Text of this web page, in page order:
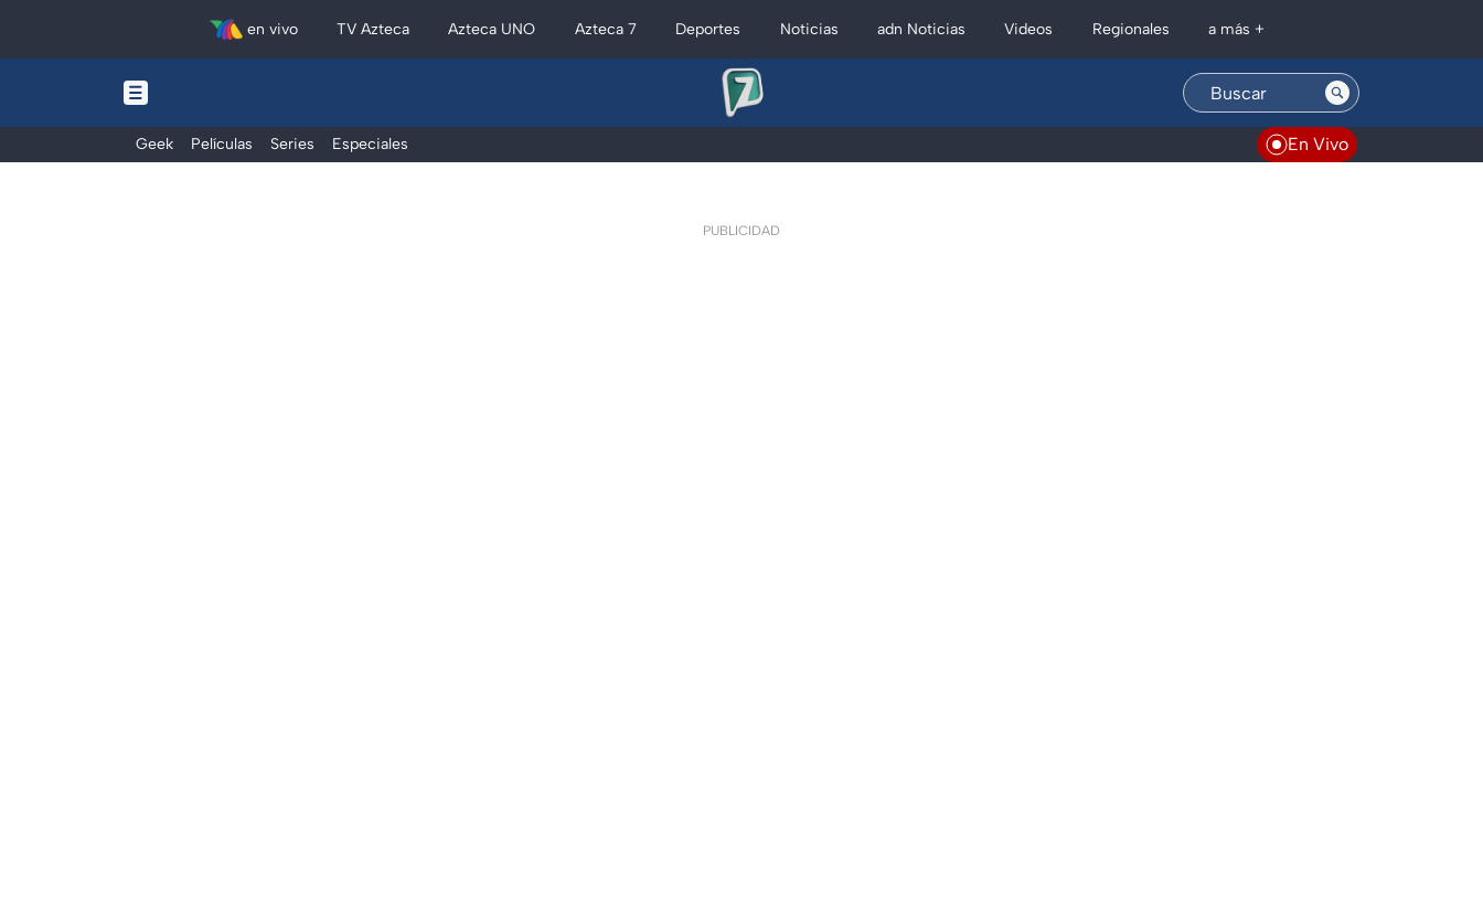
en vivo TV Azteca Azteca UNO Azteca 7 Deportes Noticias adn Noticias Videos Regionales a más +
Geek Películas Series Especiales En Vivo
PUBLICIDAD